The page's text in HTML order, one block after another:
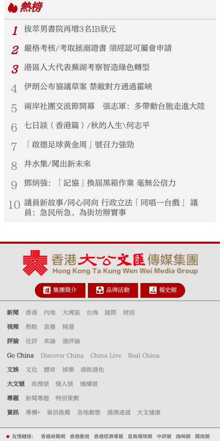
熱榜
1
拔萃男書院再增3名IB狀元
2 嚴格考核/考取拯溺證書 須經認可屬會申請
3 港區人大代表蕪湖考察智造綠色轉型
4 伊朗公布協議草案 禁敵對方通過霍峽
5 兩岸社團交流節開幕 張志軍：多帶動台胞走進大陸
6 七日談（香港篇）/秋的人生\何志平
7 「啟德足球黃金周」號召力強勁
8 井水集/闖出新未來
9 鄧炳強：「記協」換屆黑箱作業 毫無公信力
10 議員新故事/同心同向 行政立法「同唱一台戲」 議
員：急民所急，為街坊辦實事
集團簡介 品牌活動 報史館
新聞 香港 內地 大灣區 台海 國際 財經
視頻 熱點 直播 精選
評論 社評 來論 港評論
Go China Discover China China Live Real China
文娛 文化 體育 娛樂 港飲港色
大文號 政務號 個人號 機構號
專題 新聞專題 特別策劃
資訊 專欄+ 資訊推薦 各地動態 港澳速遞 大文健康
友情鏈接： 香港商報網 香港衛視 香港經濟導報 星島環球網 中評網 海峽網
閩南網